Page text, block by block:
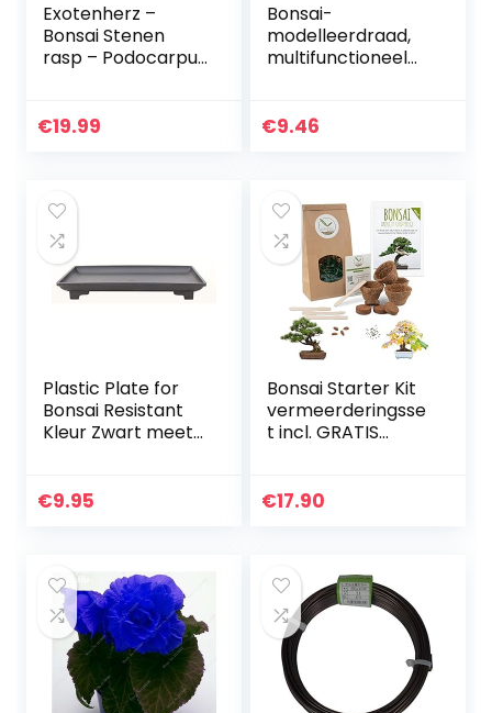
Exotenherz –
Bonsai Stenen
rasp – Podocarpus
€19.99
Bonsai-
modelleerdraad,
multifunctioneel
voor
€9.46
Plastic Plate for
Bonsai Resistant
Kleur Zwart meet
maten om te
€9.95
Bonsai Starter Kit
vermeerderingsse
t incl. GRATIS
kokosnootpotten,
€17.90